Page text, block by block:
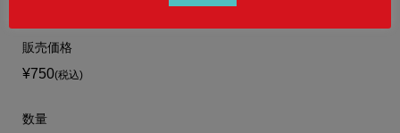
販売価格
¥750(税込)
数量